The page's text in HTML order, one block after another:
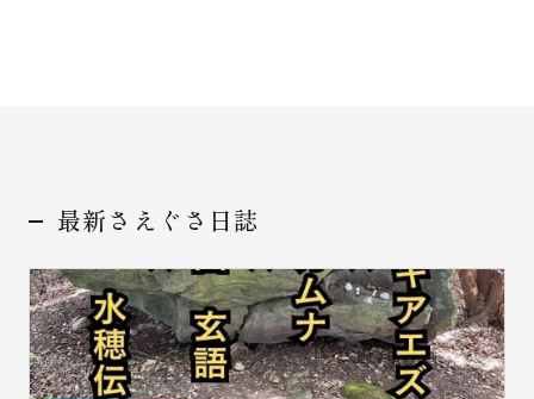
最新さえぐさ日誌